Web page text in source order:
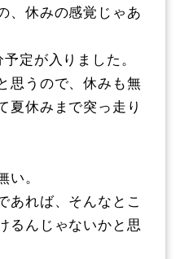
、休みの感覚じゃあ
定が入りました。
思うので、休みも無
夏休みまで突っ走り
。
あれば、そんなとこ
るんじゃないかと思